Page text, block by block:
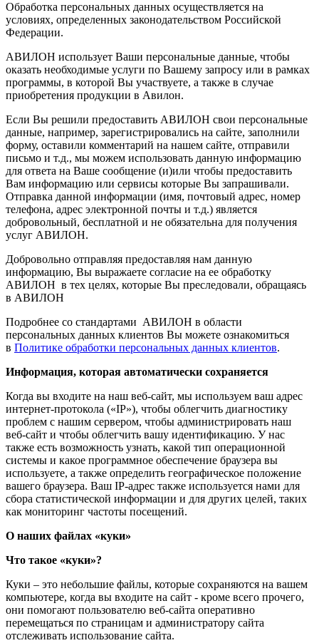
Обработка персональных данных осуществляется на
условиях, определенных законодательством Российской
Федерации.
АВИЛОН использует Ваши персональные данные, чтобы
оказать необходимые услуги по Вашему запросу или в рамках
программы, в которой Вы участвуете, а также в случае
приобретения продукции в Авилон.
Если Вы решили предоставить АВИЛОН свои персональные
данные, например, зарегистрировались на сайте, заполнили
форму, оставили комментарий на нашем сайте, отправили
письмо и т.д., мы можем использовать данную информацию
для ответа на Ваше сообщение (и)или чтобы предоставить
Вам информацию или сервисы которые Вы запрашивали.
Отправка данной информации (имя, почтовый адрес, номер
телефона, адрес электронной почты и т.д.) является
добровольный, бесплатной и не обязательна для получения
услуг АВИЛОН.
Добровольно отправляя предоставляя нам данную
информацию, Вы выражаете согласие на ее обработку
АВИЛОН в тех целях, которые Вы преследовали, обращаясь
в АВИЛОН
Подробнее со стандартами АВИЛОН в области
персональных данных клиентов Вы можете ознакомиться
в Политике обработки персональных данных клиентов.
Информация, которая автоматически сохраняется
Когда вы входите на наш веб-сайт, мы используем ваш адрес
интернет-протокола («IP»), чтобы облегчить диагностику
проблем с нашим сервером, чтобы администрировать наш
веб-сайт и чтобы облегчить вашу идентификацию. У нас
также есть возможность узнать, какой тип операционной
системы и какое программное обеспечение браузера вы
используете, а также определить географическое положение
вашего браузера. Ваш IP-адрес также используется нами для
сбора статистической информации и для других целей, таких
как мониторинг частоты посещений.
О наших файлах «куки»
Что такое «куки»?
Куки – это небольшие файлы, которые сохраняются на вашем
компьютере, когда вы входите на сайт - кроме всего прочего,
они помогают пользователю веб-сайта оперативно
перемещаться по страницам и администратору сайта
отслеживать использование сайта.